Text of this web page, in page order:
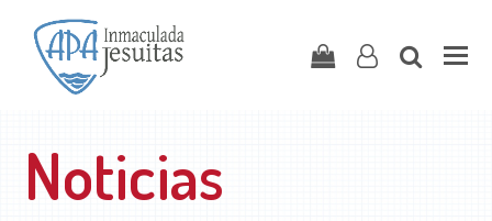
Carritouser-search
Noticias